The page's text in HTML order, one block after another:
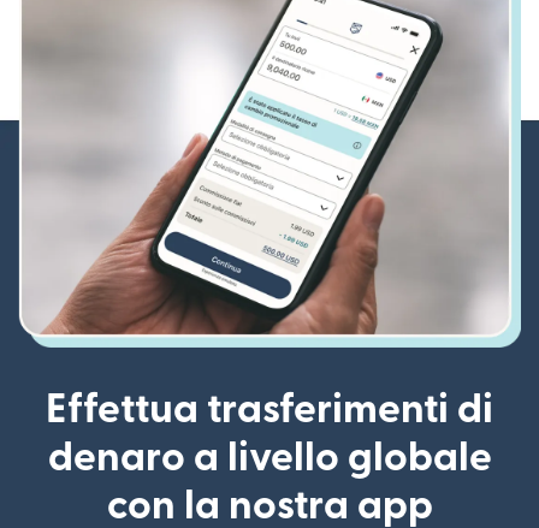
Effettua trasferimenti di
denaro a livello globale
con la nostra app